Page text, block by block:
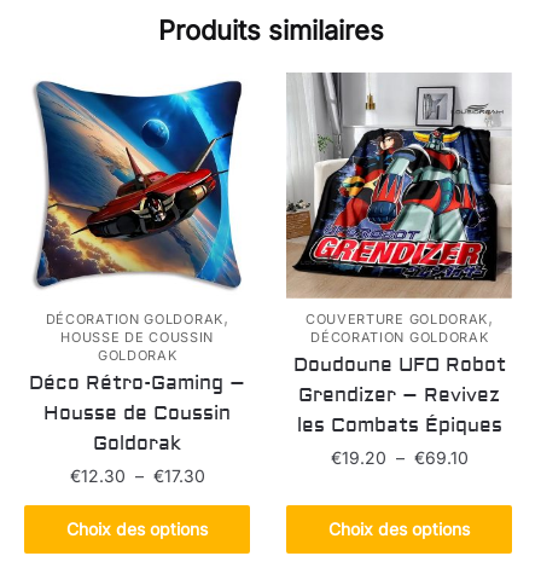
Produits similaires
DÉCORATION GOLDORAK,
HOUSSE DE COUSSIN
GOLDORAK
Déco Rétro-Gaming –
Housse de Coussin
Goldorak
€12.30 – €17.30Plage
de
prix :
€12.30
Choix des options
Ce
produit
COUVERTURE GOLDORAK,
DÉCORATION GOLDORAK
Doudoune UFO Robot
Grendizer – Revivez
les Combats Épiques
€19.20 – €69.10Plage
prix :
€19.20
Choix des options
Ce
produit
a